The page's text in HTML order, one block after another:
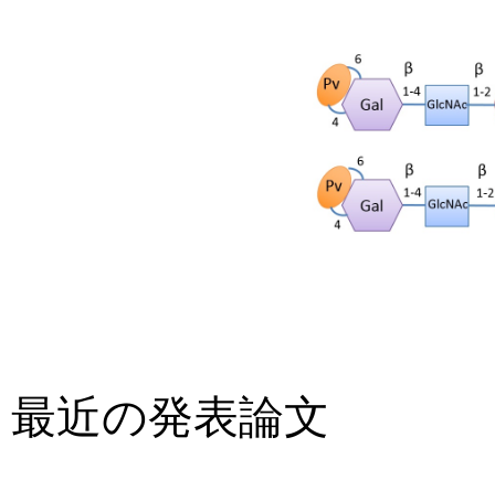
最近の発表論文